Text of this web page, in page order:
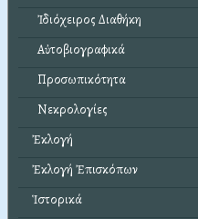
Ἰδιόχειρος Διαθήκη
Αὐτοβιογραφικά
Προσωπικότητα
Νεκρολογίες
Ἐκλογή
Ἐκλογή Ἐπισκόπων
Ἱστορικά